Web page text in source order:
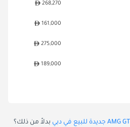
268,270
161,000
275,000
189,000
بدلاً من ذلك؟